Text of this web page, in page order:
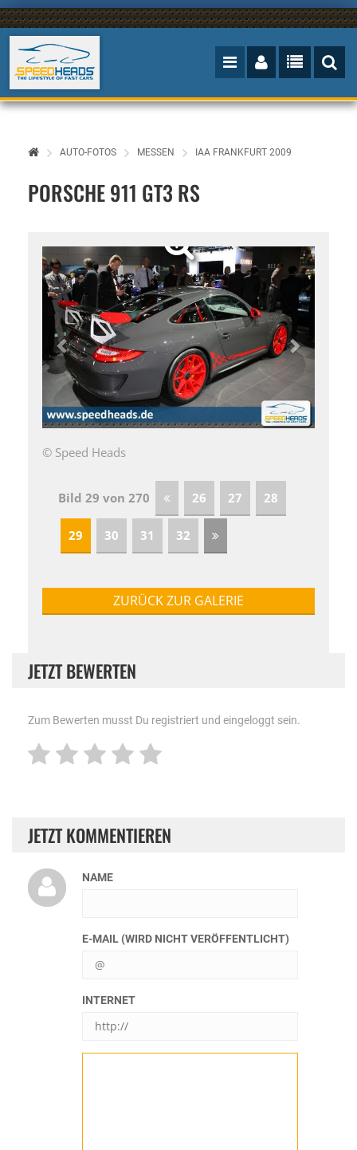
AUTO-FOTOS MESSEN IAA FRANKFURT 2009
PORSCHE 911 GT3 RS
© Speed Heads
Bild 29 von 270 26 27 28
29 30 31 32
ZURÜCK ZUR GALERIE
JETZT BEWERTEN
Zum Bewerten musst Du registriert und eingeloggt sein.
JETZT KOMMENTIEREN
NAME
E-MAIL (WIRD NICHT VERÖFFENTLICHT)
INTERNET